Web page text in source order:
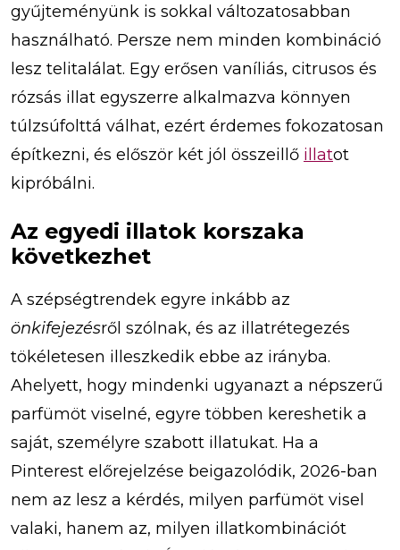
gyűjteményünk is sokkal változatosabban
használható. Persze nem minden kombináció
lesz telitalálat. Egy erősen vaníliás, citrusos és
rózsás illat egyszerre alkalmazva könnyen
túlzsúfolttá válhat, ezért érdemes fokozatosan
építkezni, és először két jól összeillő illatot
kipróbálni.
Az egyedi illatok korszaka
következhet
A szépségtrendek egyre inkább az
önkifejezésről szólnak, és az illatrétegezés
tökéletesen illeszkedik ebbe az irányba.
Ahelyett, hogy mindenki ugyanazt a népszerű
parfümöt viselné, egyre többen kereshetik a
saját, személyre szabott illatukat. Ha a
Pinterest előrejelzése beigazolódik, 2026-ban
nem az lesz a kérdés, milyen parfümöt visel
valaki, hanem az, milyen illatkombinációt